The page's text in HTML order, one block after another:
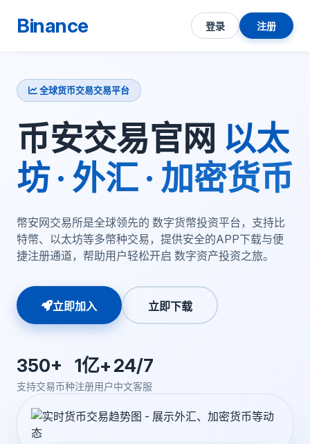
Binance 登录 注册
全球货币交易交易平台
币安交易官网 以太
坊 · 外汇 · 加密货币
幣安网交易所是全球领先的 数字货幣投资平台，支持比
特幣、以太坊等多幣种交易，提供安全的APP下载与便
捷注册通道，帮助用户轻松开启 数字资产投资之旅。
立即加入 立即下载
350+
支持交易币种
1亿+
注册用户
24/7
中文客服